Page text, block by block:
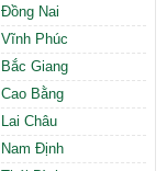
Đồng Nai
Vĩnh Phúc
Bắc Giang
Cao Bằng
Lai Châu
Nam Định